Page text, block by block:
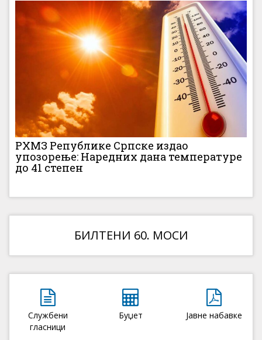
РХМЗ Републике Српске издао
упозорење: Наредних дана температуре
до 41 степен
БИЛТЕНИ 60. МОСИ
Службени
гласници
Буџет Јавне набавке